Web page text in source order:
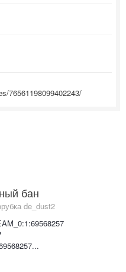
76561198099402243/
бан
de_dust2